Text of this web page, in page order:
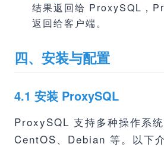
结果返回给 ProxySQL，
返回给客户端。
四、安装与配置
4.1 安装 ProxySQL
ProxySQL 支持多种操作系
CentOS、Debian 等。以下